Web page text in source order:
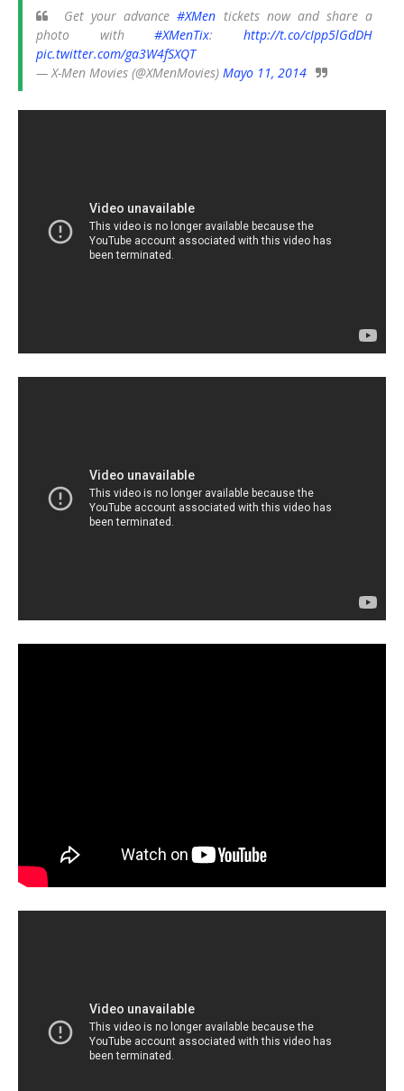
Get your advance#XMen tickets now and share a
photo with#XMenTix:http://t.co/cIpp5lGdDH
pic.twitter.com/ga3W4fSXQT
— X-Men Movies (@XMenMovies) Mayo 11, 2014